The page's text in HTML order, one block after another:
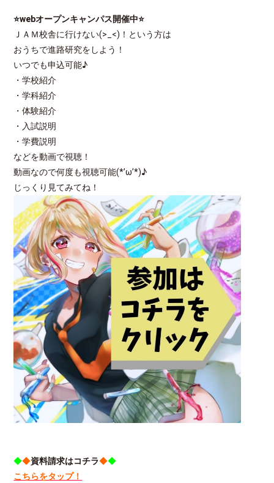
⭐webオープンキャンパス開催中⭐
ＪＡＭ校舎に行けない(>_<)！という方は
おうちで進路研究をしよう！
いつでも申込可能♪
・学校紹介
・学科紹介
・体験紹介
・入試説明
・学費説明
などを動画で視聴！
動画なので何度も視聴可能(*’ω’*)♪
じっくり見てみてね！
◆◆資料請求はコチラ◆◆
こちらをタップ！